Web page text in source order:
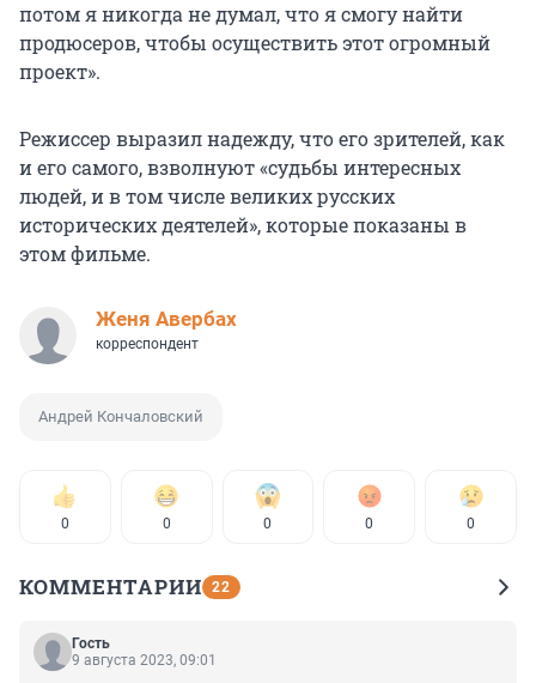
потом я никогда не думал, что я смогу найти
продюсеров, чтобы осуществить этот огромный
проект».
Режиссер выразил надежду, что его зрителей, как
и его самого, взволнуют «судьбы интересных
людей, и в том числе великих русских
исторических деятелей», которые показаны в
этом фильме.
Женя Авербах
корреспондент
Андрей Кончаловский
0 0 0 0 0
КОММЕНТАРИИ 22
Гость
9 августа 2023, 09:01